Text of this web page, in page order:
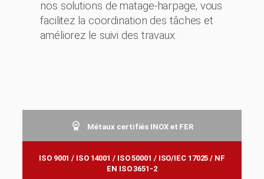
nos solutions de matage-harpage, vous
facilitez la coordination des tâches et
améliorez le suivi des travaux.
Métaux certifiés INOX et FER
ISO 9001 / ISO 14001 / ISO 50001 / ISO/IEC 17025 / NF
EN ISO 3651-2